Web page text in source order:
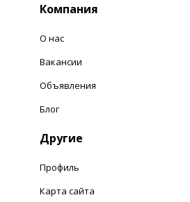
Компания
О нас
Вакансии
Объявления
Блог
Другие
Профиль
Карта сайта